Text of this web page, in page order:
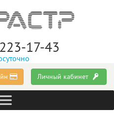
17-43
Личный кабинет